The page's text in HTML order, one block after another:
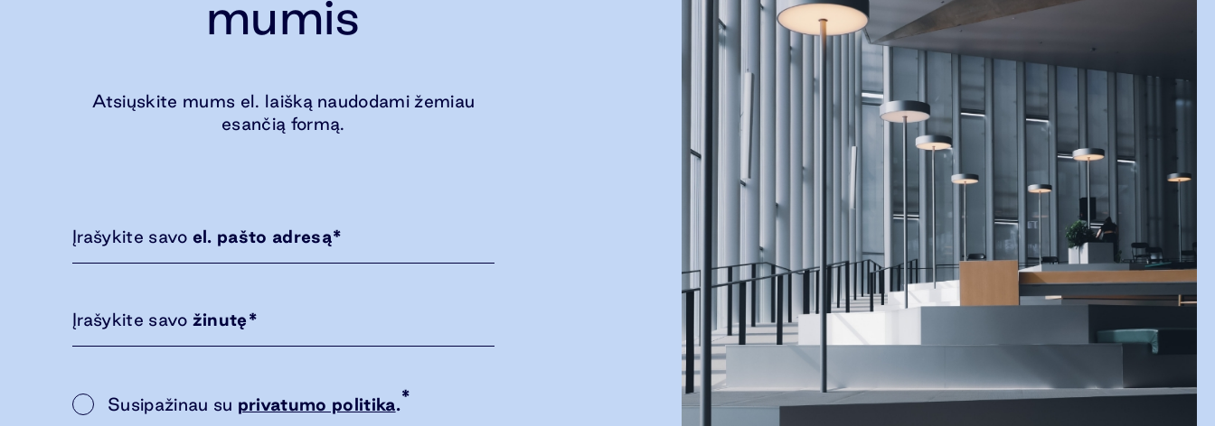
mumis
Atsiųskite mums el. laišką naudodami žemiau
esančią formą.
Įrašykite savo el. pašto adresą*
Įrašykite savo žinutę*
Susipažinau su privatumo politika.*